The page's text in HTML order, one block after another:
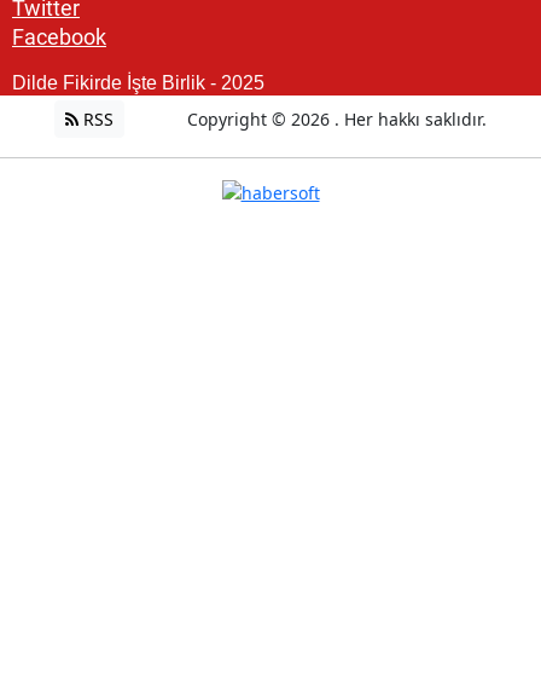
Twitter
Facebook
Dilde Fikirde İşte Birlik - 2025
RSS Copyright © 2026 . Her hakkı saklıdır.